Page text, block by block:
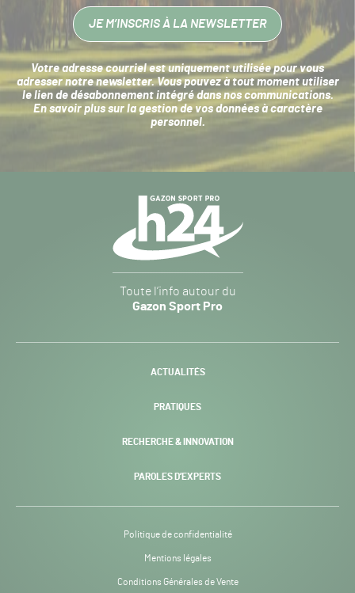
JE M’INSCRIS À LA NEWSLETTER
Votre adresse courriel est uniquement utilisée pour vous
adresser notre newsletter. Vous pouvez à tout moment utiliser
le lien de désabonnement intégré dans nos communications.
En savoir plus sur la gestion de vos données à caractère
personnel.
Sport
Pro
-
Toute l’info autour du
Gazon Sport Pro
ACTUALITÉS
PRATIQUES
RECHERCHE & INNOVATION
PAROLES D’EXPERTS
Politique de confidentialité
Mentions légales
Conditions Générales de Vente